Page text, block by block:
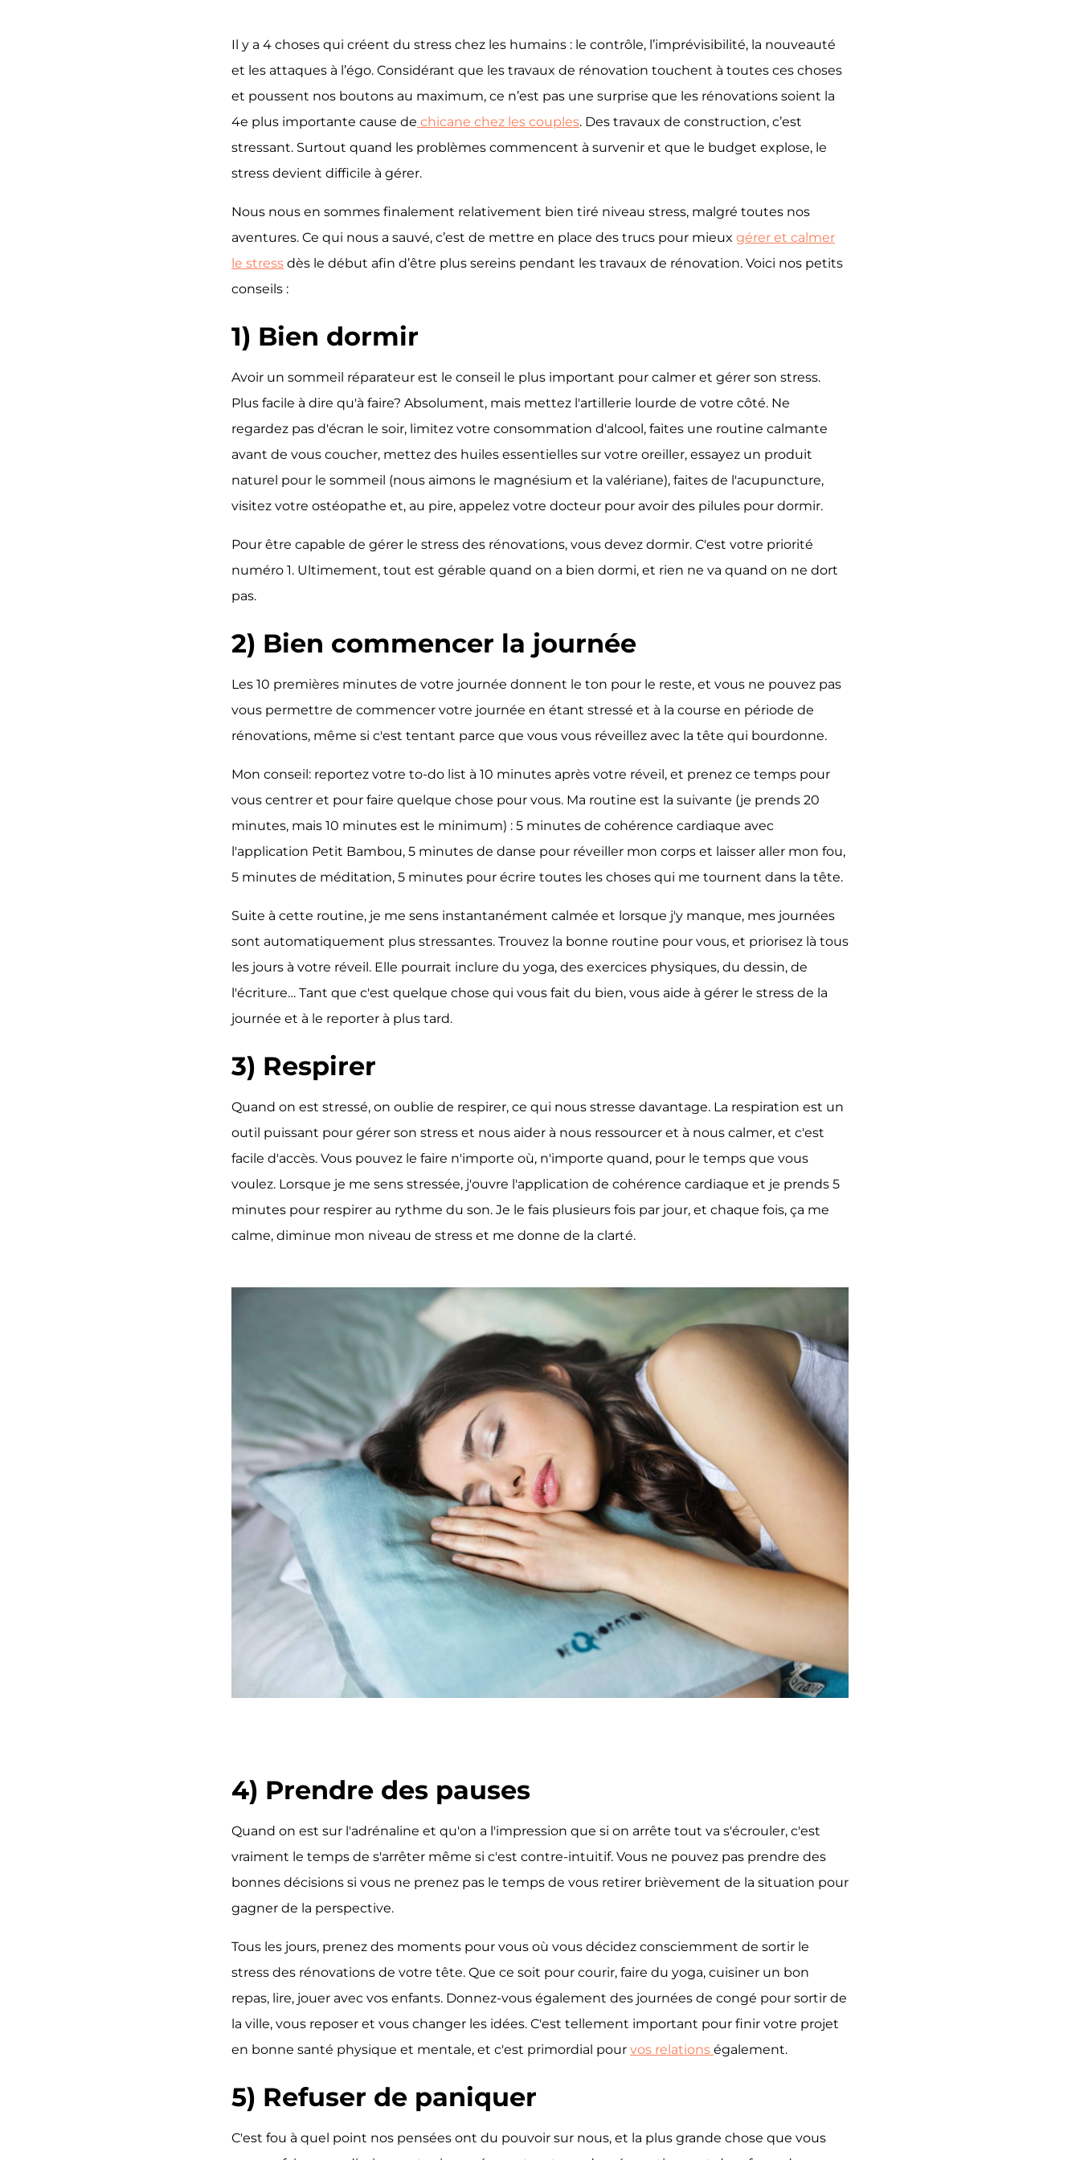
Il y a 4 choses qui créent du stress chez les humains : le contrôle, l’imprévisibilité, la nouveauté
et les attaques à l’égo. Considérant que les travaux de rénovation touchent à toutes ces choses
et poussent nos boutons au maximum, ce n’est pas une surprise que les rénovations soient la
4e plus importante cause de chicane chez les couples. Des travaux de construction, c’est
stressant. Surtout quand les problèmes commencent à survenir et que le budget explose, le
stress devient difficile à gérer.
Nous nous en sommes finalement relativement bien tiré niveau stress, malgré toutes nos
aventures. Ce qui nous a sauvé, c’est de mettre en place des trucs pour mieux gérer et calmer
le stress dès le début afin d’être plus sereins pendant les travaux de rénovation. Voici nos petits
conseils :
1) Bien dormir
Avoir un sommeil réparateur est le conseil le plus important pour calmer et gérer son stress.
Plus facile à dire qu'à faire? Absolument, mais mettez l'artillerie lourde de votre côté. Ne
regardez pas d'écran le soir, limitez votre consommation d'alcool, faites une routine calmante
avant de vous coucher, mettez des huiles essentielles sur votre oreiller, essayez un produit
naturel pour le sommeil (nous aimons le magnésium et la valériane), faites de l'acupuncture,
visitez votre ostéopathe et, au pire, appelez votre docteur pour avoir des pilules pour dormir.
Pour être capable de gérer le stress des rénovations, vous devez dormir. C'est votre priorité
numéro 1. Ultimement, tout est gérable quand on a bien dormi, et rien ne va quand on ne dort
pas.
2) Bien commencer la journée
Les 10 premières minutes de votre journée donnent le ton pour le reste, et vous ne pouvez pas
vous permettre de commencer votre journée en étant stressé et à la course en période de
rénovations, même si c'est tentant parce que vous vous réveillez avec la tête qui bourdonne.
Mon conseil: reportez votre to-do list à 10 minutes après votre réveil, et prenez ce temps pour
vous centrer et pour faire quelque chose pour vous. Ma routine est la suivante (je prends 20
minutes, mais 10 minutes est le minimum) : 5 minutes de cohérence cardiaque avec
l'application Petit Bambou, 5 minutes de danse pour réveiller mon corps et laisser aller mon fou,
5 minutes de méditation, 5 minutes pour écrire toutes les choses qui me tournent dans la tête.
Suite à cette routine, je me sens instantanément calmée et lorsque j'y manque, mes journées
sont automatiquement plus stressantes. Trouvez la bonne routine pour vous, et priorisez là tous
les jours à votre réveil. Elle pourrait inclure du yoga, des exercices physiques, du dessin, de
l'écriture… Tant que c'est quelque chose qui vous fait du bien, vous aide à gérer le stress de la
journée et à le reporter à plus tard.
3) Respirer
Quand on est stressé, on oublie de respirer, ce qui nous stresse davantage. La respiration est un
outil puissant pour gérer son stress et nous aider à nous ressourcer et à nous calmer, et c'est
facile d'accès. Vous pouvez le faire n'importe où, n'importe quand, pour le temps que vous
voulez. Lorsque je me sens stressée, j'ouvre l'application de cohérence cardiaque et je prends 5
minutes pour respirer au rythme du son. Je le fais plusieurs fois par jour, et chaque fois, ça me
calme, diminue mon niveau de stress et me donne de la clarté.
4) Prendre des pauses
Quand on est sur l'adrénaline et qu'on a l'impression que si on arrête tout va s'écrouler, c'est
vraiment le temps de s'arrêter même si c'est contre-intuitif. Vous ne pouvez pas prendre des
bonnes décisions si vous ne prenez pas le temps de vous retirer brièvement de la situation pour
gagner de la perspective.
Tous les jours, prenez des moments pour vous où vous décidez consciemment de sortir le
stress des rénovations de votre tête. Que ce soit pour courir, faire du yoga, cuisiner un bon
repas, lire, jouer avec vos enfants. Donnez-vous également des journées de congé pour sortir de
la ville, vous reposer et vous changer les idées. C'est tellement important pour finir votre projet
en bonne santé physique et mentale, et c'est primordial pour vos relations également.
5) Refuser de paniquer
C'est fou à quel point nos pensées ont du pouvoir sur nous, et la plus grande chose que vous